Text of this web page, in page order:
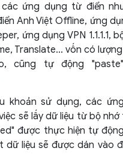
ứng dụng từ điển
Anh Việt Offline, ứng
ứng dụng VPN 1.1.1.1,
Translate... vốn có
cũng tự động
khoản sử dụng, các
sẽ lấy dữ liệu từ bộ
được thực hiện tự
dữ liệu sẽ được dán vào